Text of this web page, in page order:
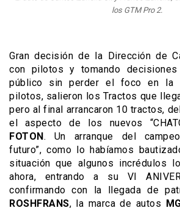
los GTM Pro 2.
Gran decisión de la Dirección de
con pilotos y tomando
público sin perder el foco en la
pilotos, salieron los Tractos que
pero al final arrancaron 10 tractos,
el aspecto de los nuevos
FOTON. Un arranque del
futuro”, como lo habíamos
situación que algunos incrédulos
ahora, entrando a su VI
confirmando con la llegada de
ROSHFRANS, la marca de autos